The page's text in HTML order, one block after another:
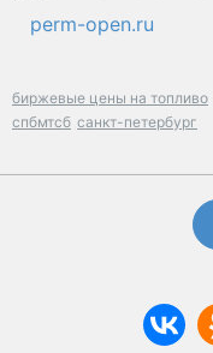
perm-open.ru
биржевые цены на топливо
спбмтсб санкт-петербург